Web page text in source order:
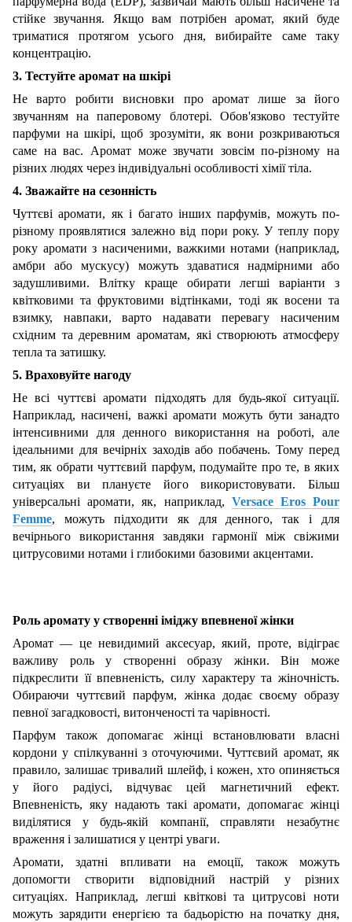
стійке звучання. Якщо вам потрібен аромат, який буде
триматися протягом усього дня, вибирайте саме таку
концентрацію.
3. Тестуйте аромат на шкірі
Не варто робити висновки про аромат лише за його
звучанням на паперовому блотері. Обов'язково тестуйте
парфуми на шкірі, щоб зрозуміти, як вони розкриваються
саме на вас. Аромат може звучати зовсім по-різному на
різних людях через індивідуальні особливості хімії тіла.
4. Зважайте на сезонність
Чуттєві аромати, як і багато інших парфумів, можуть по-
різному проявлятися залежно від пори року. У теплу пору
року аромати з насиченими, важкими нотами (наприклад,
амбри або мускусу) можуть здаватися надмірними або
задушливими. Влітку краще обирати легші варіанти з
квітковими та фруктовими відтінками, тоді як восени та
взимку, навпаки, варто надавати перевагу насиченим
східним та деревним ароматам, які створюють атмосферу
тепла та затишку.
5. Враховуйте нагоду
Не всі чуттєві аромати підходять для будь-якої ситуації.
Наприклад, насичені, важкі аромати можуть бути занадто
інтенсивними для денного використання на роботі, але
ідеальними для вечірніх заходів або побачень. Тому перед
тим, як обрати чуттєвий парфум, подумайте про те, в яких
ситуаціях ви плануєте його використовувати. Більш
універсальні аромати, як, наприклад, Versace Eros Pour
Femme, можуть підходити як для денного, так і для
вечірнього використання завдяки гармонії між свіжими
цитрусовими нотами і глибокими базовими акцентами.
Роль аромату у створенні іміджу впевненої жінки
Аромат — це невидимий аксесуар, який, проте, відіграє
важливу роль у створенні образу жінки. Він може
підкреслити її впевненість, силу характеру та жіночність.
Обираючи чуттєвий парфум, жінка додає своєму образу
певної загадковості, витонченості та чарівності.
Парфум також допомагає жінці встановлювати власні
кордони у спілкуванні з оточуючими. Чуттєвий аромат, як
правило, залишає тривалий шлейф, і кожен, хто опиняється
у його радіусі, відчуває цей магнетичний ефект.
Впевненість, яку надають такі аромати, допомагає жінці
виділятися у будь-якій компанії, справляти незабутнє
враження і залишатися у центрі уваги.
Аромати, здатні впливати на емоції, також можуть
допомогти створити відповідний настрій у різних
ситуаціях. Наприклад, легші квіткові та цитрусові ноти
можуть зарядити енергією та бадьорістю на початку дня,